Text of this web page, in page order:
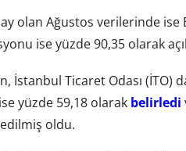
olan Ağustos verilerinde ise
ise yüzde 90,35 olarak
İstanbul Ticaret Odası (İTO)
ise yüzde 59,18 olarak belirledi
oldu.